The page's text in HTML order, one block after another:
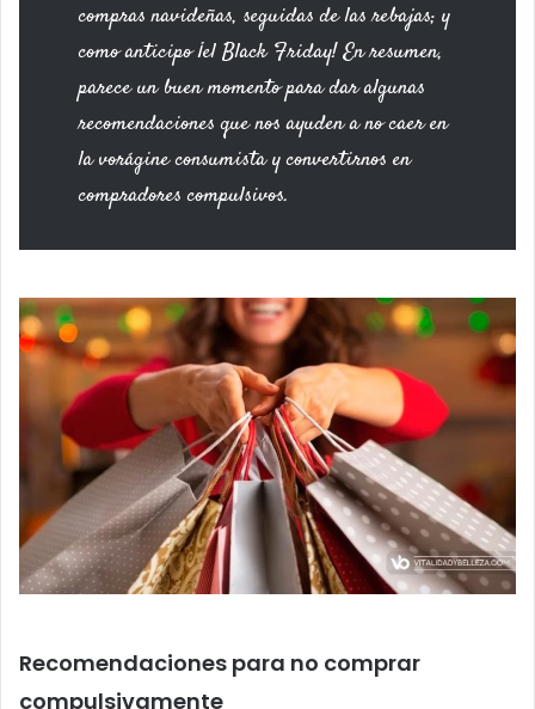
compras navideñas, seguidas de las rebajas; y
como anticipo ¡el Black Friday! En resumen,
parece un buen momento para dar algunas
recomendaciones que nos ayuden a no caer en
la vorágine consumista y convertirnos en
compradores compulsivos.
Recomendaciones para no comprar
compulsivamente